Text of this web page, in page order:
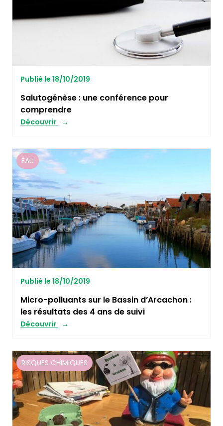
Publié le 18/10/2019
Salutogénèse : une conférence pour
comprendre
Découvrir
EAU
Publié le 18/10/2019
Micro-polluants sur le Bassin d’Arcachon :
les résultats des 4 ans de suivi
Découvrir
RISQUES CHIMIQUES